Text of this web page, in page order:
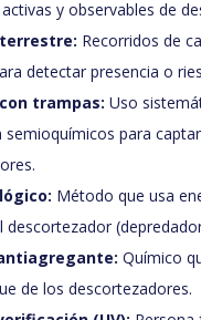
y observables de
Recorridos de
detectar presencia o
trampas: Uso
semioquímicos para
Método que usa
descortezador
Químico
de los descortezadores.